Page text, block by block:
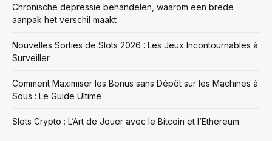
Chronische depressie behandelen, waarom een brede
aanpak het verschil maakt
Nouvelles Sorties de Slots 2026 : Les Jeux Incontournables à
Surveiller
Comment Maximiser les Bonus sans Dépôt sur les Machines à
Sous : Le Guide Ultime
Slots Crypto : L’Art de Jouer avec le Bitcoin et l’Ethereum